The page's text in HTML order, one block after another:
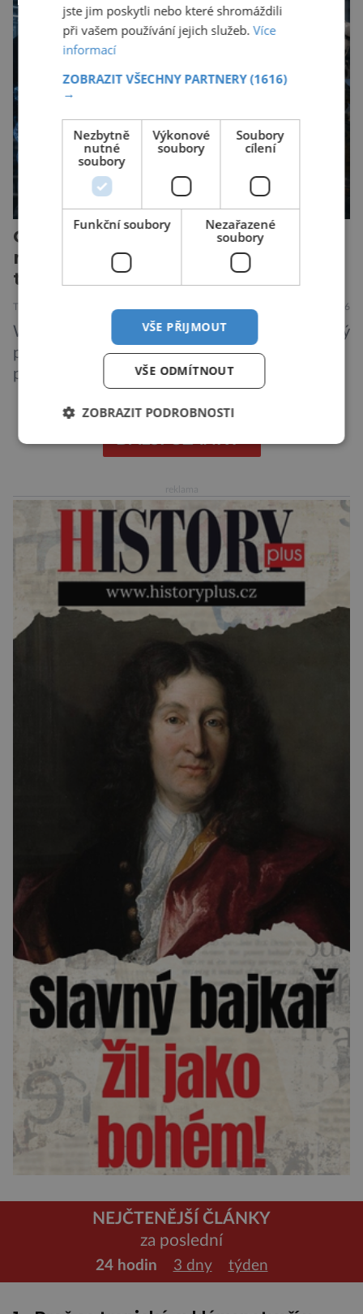
ukazuje, že i kompaktní elektromobil může být
autem, se kterým bez obav vyrazíte za hranice
černého už […]
Od rozšířené reality po měkké
roboty. AI zmapovala nastupující
technologie
TECHNIKA 12.7.2026
Wikipedie je v mnohých ohledech neocenitelný
pomocník, zejména její anglická verze, která je
podle některých výzkumů dokonce přesnější
internetová studna znalostí proměnila v
křišťálovou kouli, ze které umělá inteligence
věštila, které technologie v dohledné
Za vším stojí australští výzkumníci, kteří pomocí
umělé inteligence a […]
NEJČTENĚJŠÍ ČLÁNKY
za poslední
24 hodin 3 dny týden
jste jim poskytli nebo které shromáždili
při vašem používání jejich služeb.Více
informací
ZOBRAZIT VŠECHNY PARTNERY(1616)
→
Nezbytně
nutné
soubory
Výkonové
soubory
Soubory
cílení
Funkční soubory
Nezařazené
soubory
VŠE PŘIJMOUT
VŠE ODMÍTNOUT
ZOBRAZIT PODROBNOSTI